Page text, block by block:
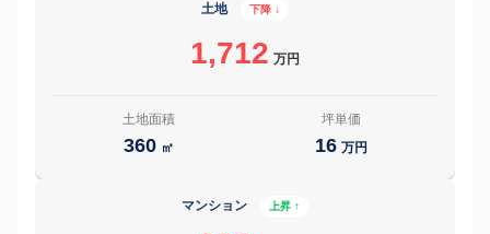
土地 下降 ↓
1,712 万円
土地面積
360 ㎡
坪単価
16 万円
マンション 上昇 ↑